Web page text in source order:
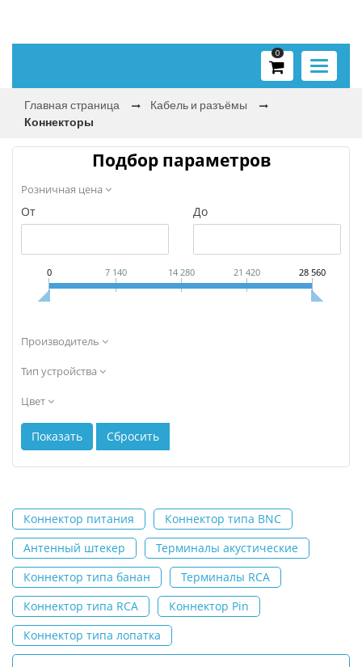
Toggle
0
Главная страница
Кабель и разъёмы
Коннекторы
Подбор параметров
Розничная цена
От До
0 7 140 14 280 21 420 28 560
Производитель
Тип устройства
Цвет
Коннектор питания
Коннектор типа BNC
Антенный штекер
Терминалы акустические
Коннектор типа банан
Терминалы RCA
Коннектор типа RCA
Коннектор Pin
Коннектор типа лопатка